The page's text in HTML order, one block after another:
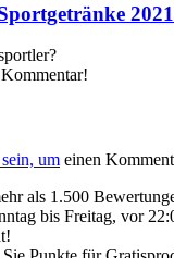
2021
um einen
als 1.500
bis Freitag, vor